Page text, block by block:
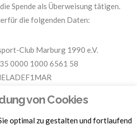
Spende als Überweisung tätigen.
die folgenden Daten:
Club Marburg 1990 e.V.
0000 1000 6561 58
Sachspenden und weitere
von Cookies
optimal zu gestalten und fortlaufend